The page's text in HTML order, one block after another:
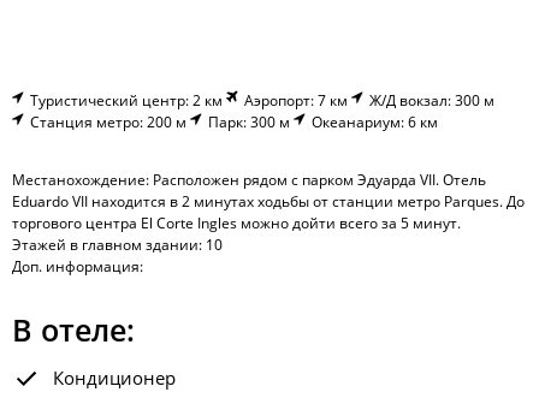
Туристический центр: 2 км Аэропорт: 7 км
Ж/Д вокзал: 300 м
Станция метро: 200 м
Парк: 300 м Океанариум: 6 км
Местанохождение: Расположен рядом с парком Эдуарда VII. Отель
Eduardo VII находится в 2 минутах ходьбы от станции метро Parques. До
торгового центра El Corte Ingles можно дойти всего за 5 минут.
Этажей в главном здании: 10
Доп. информация:
В отеле:
Кондиционер